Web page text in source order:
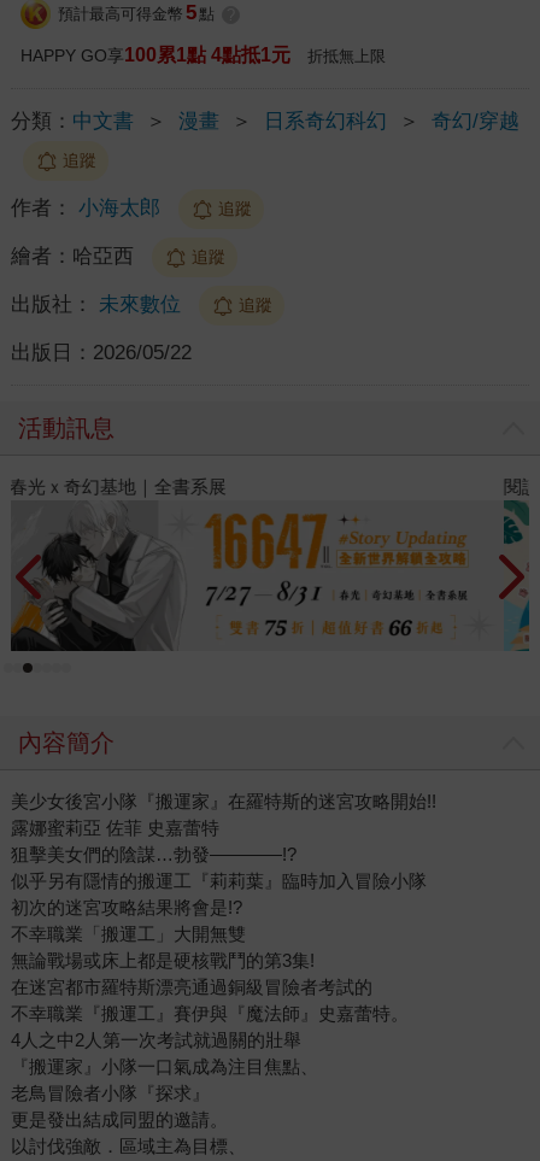
預計最高可得金幣 5 點
HAPPY GO享100累1點 4點抵1元 折抵無上限
分類： 中文書 ＞ 漫畫 ＞ 日系奇幻科幻 ＞ 奇幻/穿越
追蹤
作者： 小海太郎 追蹤
繪者： 哈亞西 追蹤
出版社： 未來數位 追蹤
出版日： 2026/05/22
活動訊息
閱讀漫遊錄-2026上半年暢銷榜
內容簡介
美少女後宮小隊『搬運家』在羅特斯的迷宮攻略開始!!
露娜蜜莉亞 佐菲 史嘉蕾特
狙擊美女們的陰謀…勃發————!?
似乎另有隱情的搬運工『莉莉葉』臨時加入冒險小隊
初次的迷宮攻略結果將會是!?
不幸職業「搬運工」大開無雙
無論戰場或床上都是硬核戰鬥的第3集!
在迷宮都市羅特斯漂亮通過銅級冒險者考試的
不幸職業『搬運工』賽伊與『魔法師』史嘉蕾特。
4人之中2人第一次考試就過關的壯舉
『搬運家』小隊一口氣成為注目焦點、
老鳥冒險者小隊『探求』
更是發出結成同盟的邀請。
以討伐強敵．區域主為目標、